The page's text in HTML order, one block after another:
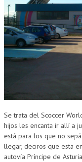
Se trata del Scoccer
hijos les encanta ir allí a
está para los que no
llegar, deciros que esta
autovía Príncipe de